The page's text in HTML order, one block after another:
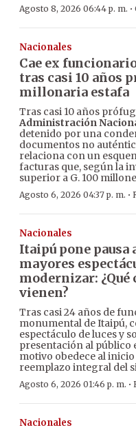
Agosto 8, 2026 06:44 p. m. ·
Nacionales
Cae ex
tras casi 10 años
millonaria estafa
Tras casi 10 años
Administración
detenido por una
documentos no
relaciona con un
facturas que, según la
superior a G. 100
Agosto 6, 2026 04:37 p. m. ·
Nacionales
Itaipú pone pausa
mayores
modernizar: ¿Qué
vienen?
Tras casi 24 años de
monumental de Itaipú,
espectáculo de luces y
presentación al público
motivo obedece al
reemplazo integral del
Agosto 6, 2026 01:46 p. m. ·
Nacionales